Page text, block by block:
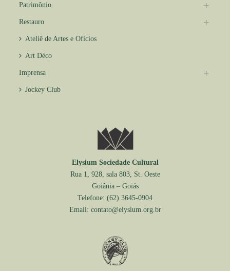
Patrimônio
Restauro
Ateliê de Artes e Ofícios
Art Déco
Imprensa
Jockey Club
Elysium Sociedade Cultural
Rua 1, 928, sala 803, St. Oeste
Goiânia – Goiás
Telefone: (62) 3645-0904
Email: contato@elysium.org.br